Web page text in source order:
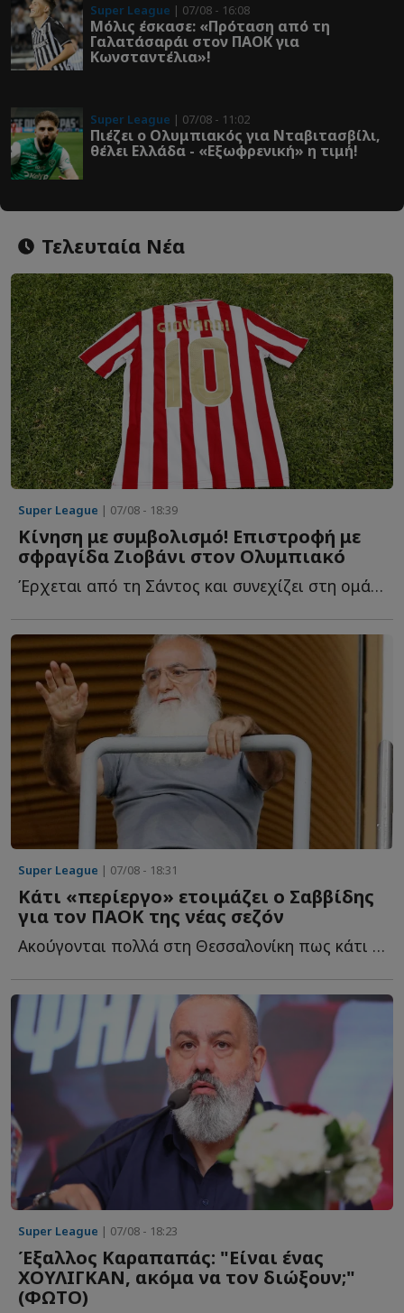
Super League | 07/08 - 16:08
Μόλις έσκασε: «Πρόταση από τη
Γαλατάσαράι στον ΠΑΟΚ για
Κωνσταντέλια»!
Super League | 07/08 - 11:02
Πιέζει ο Ολυμπιακός για Νταβιτασβίλι,
θέλει Ελλάδα - «Εξωφρενική» η τιμή!
Τελευταία Νέα
Super League | 07/08 - 18:39
Κίνηση με συμβολισμό! Επιστροφή με
σφραγίδα Ζιοβάνι στον Ολυμπιακό
Έρχεται από τη Σάντος και συνεχίζει στη ομάδα του Πειραιά μ...
Super League | 07/08 - 18:31
Κάτι «περίεργο» ετοιμάζει ο Σαββίδης
για τον ΠΑΟΚ της νέας σεζόν
Ακούγονται πολλά στη Θεσσαλονίκη πως κάτι «περίεργο» ε...
Super League | 07/08 - 18:23
Έξαλλος Καραπαπάς: "Είναι ένας
ΧΟΥΛΙΓΚΑΝ, ακόμα να τον διώξουν;"
(ΦΩΤΟ)